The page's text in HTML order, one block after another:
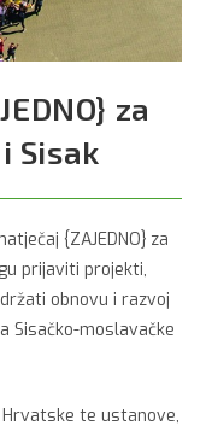
za
Sisak
{ZAJEDNO} za
prijaviti projekti,
obnovu i razvoj
Sisačko-moslavačke
te ustanove,